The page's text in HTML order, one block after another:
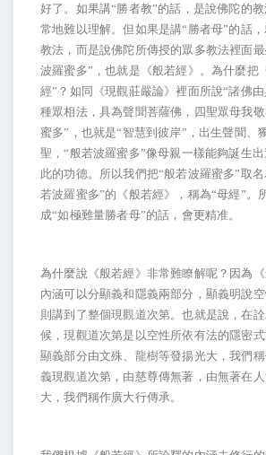
好了。如果講“勝者教”的話，是說佛陀的
常地難以理解。但如果是講“勝者母”的話
教法，而是說佛陀所傳授的眾多教法裡面
波羅蜜多”，也就是《般若經》。為什麼把
經”？如同《現觀莊嚴論》裡面所說“諸佛
種眾相法，具為聲聞菩薩佛，四聖眾母我
蜜多”，也就是“智慧到彼岸”，出生聲聞、
聖，“般若波羅蜜多”像母親一樣能夠誕生
此的功德。所以我們把“般若波羅蜜多”取
若波羅蜜多”的《般若經》，稱為“母經”。
成“如極難量勝者母”的話，會更精准。
為什麼說《般若經》非常難瞭解呢？因為
內涵可以分顯義和隱義兩部分，顯義明說
則講到了整個現觀道次第。也就是說，在
候，現觀道次第是以空性所依有法的隱密式
顯義部分由文殊、龍樹等發揚光大，我們
義現觀道次第，由慈尊傳無著，由無著在
大，我們稱作廣大行傳承。